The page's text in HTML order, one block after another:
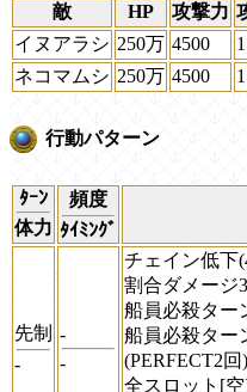
敵 HP 攻撃力
イヌアラシ 250万 4500
1
ネコマムシ 250万 4500 1
行動パターン
ﾀｰﾝ
体力
頻度
ﾀｲﾐﾝｸﾞ
先制
-
-
-
チェイン低下
割合ダメージ
船員必殺ター
船員必殺ター
(PERFECT2回)
全スロット[